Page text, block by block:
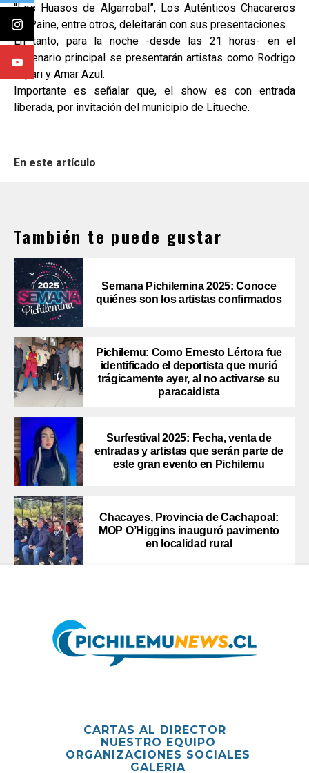
“Los Huasos de Algarrobal”, Los Auténticos Chacareros
de Paine, entre otros, deleitarán con sus presentaciones.
En tanto, para la noche -desde las 21 horas- en el
escenario principal se presentarán artistas como Rodrigo
Tapari y Amar Azul.
Importante es señalar que, el show es con entrada
liberada, por invitación del municipio de Litueche.
En este artículo
También te puede gustar
Semana Pichilemina 2025: Conoce
quiénes son los artistas confirmados
Pichilemu: Como Ernesto Lértora fue
identificado el deportista que murió
trágicamente ayer, al no activarse su
paracaidista
Surfestival 2025: Fecha, venta de
entradas y artistas que serán parte de
este gran evento en Pichilemu
Chacayes, Provincia de Cachapoal:
MOP O’Higgins inauguró pavimento
en localidad rural
CARTAS AL DIRECTOR
NUESTRO EQUIPO
ORGANIZACIONES SOCIALES
GALERIA